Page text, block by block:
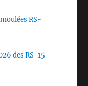
RS-
des RS-15